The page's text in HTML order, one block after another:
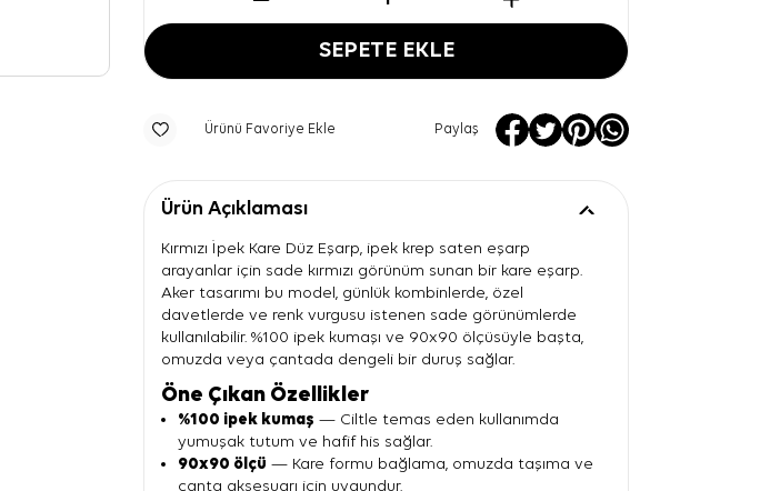
SEPETE EKLE
Ürünü Favoriye Ekle Paylaş
Ürün Açıklaması
Kırmızı İpek Kare Düz Eşarp, ipek krep saten eşarp
arayanlar için sade kırmızı görünüm sunan bir kare eşarp.
Aker tasarımı bu model, günlük kombinlerde, özel
davetlerde ve renk vurgusu istenen sade görünümlerde
kullanılabilir. %100 ipek kumaşı ve 90x90 ölçüsüyle başta,
omuzda veya çantada dengeli bir duruş sağlar.
Öne Çıkan Özellikler
%100 ipek kumaş — Ciltle temas eden kullanımda
yumuşak tutum ve hafif his sağlar.
90x90 ölçü — Kare formu bağlama, omuzda taşıma ve
çanta aksesuarı için uygundur.